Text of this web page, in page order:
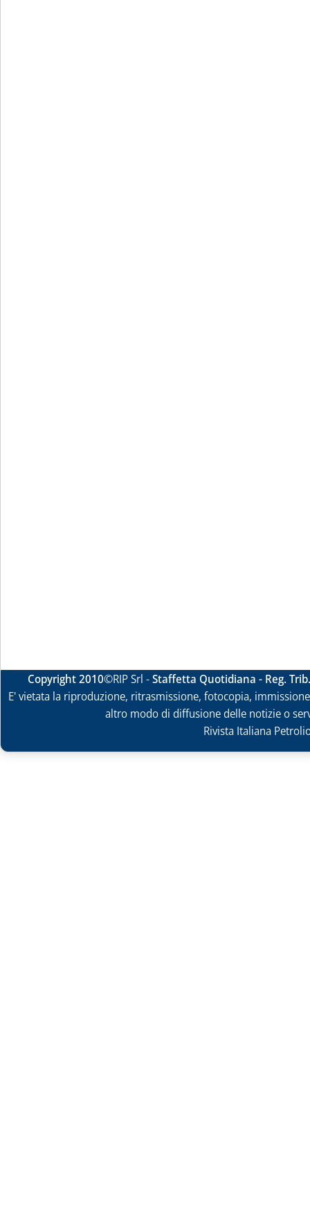
Copyright 2010©RIP Srl -Staffetta Quotidiana - Reg.
E' vietata la riproduzione, ritrasmissione, fotocopia,
altro modo di diffusione delle notizie o
Rivista Italiana